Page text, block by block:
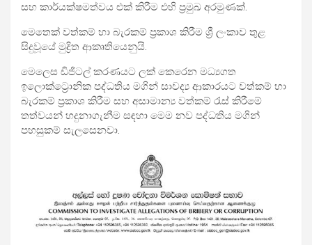
සහ කාර්යක්ෂමත්වය එක් කිරීම එහි ප්‍රමුඛ අරමුණක්.
මෙතෙක් වත්කම් හා බැරකම් ප්‍රකාශ කිරීම ශ්‍රී ලංකාව තුළ
සිදුවූයේ මුද්‍රිත ආකෘතියෙනුයි.
මෙලෙස ඩිජිටල් කරණයට ලක්‍ කෙරෙන මධ්‍යගත
ඉලොක්ට්‍රොනික පද්ධතිය මගින් සාවද්‍ය ආකාරයට වත්කම් හා
බැරකම් ප්‍රකාශ කිරීම සහ අසාමාන්‍ය වත්කම් රැස් කිරීමේ
තත්වයන් හදුනාගැනීම සඳහා මෙම නව පද්ධතිය මගින්
පහසුකම් සැලසෙනවා.